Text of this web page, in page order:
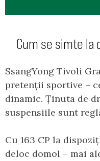
Cum se simte la
SsangYong Tivoli
pretenții sportive –
dinamic. Ținuta de
suspensiile sunt
Cu 163 CP la
deloc domol – mai